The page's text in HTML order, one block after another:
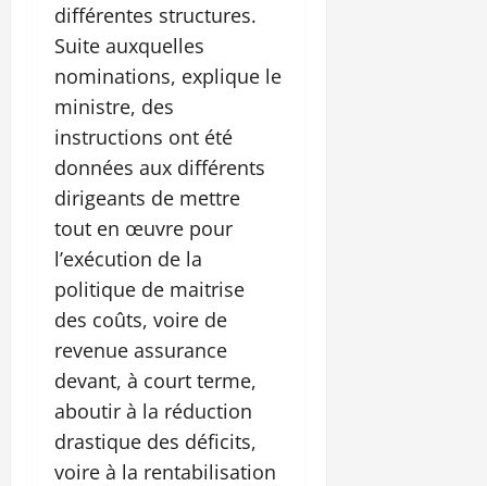
différentes structures.
Suite auxquelles
nominations, explique le
ministre, des
instructions ont été
données aux différents
dirigeants de mettre
tout en œuvre pour
l’exécution de la
politique de maitrise
des coûts, voire de
revenue assurance
devant, à court terme,
aboutir à la réduction
drastique des déficits,
voire à la rentabilisation